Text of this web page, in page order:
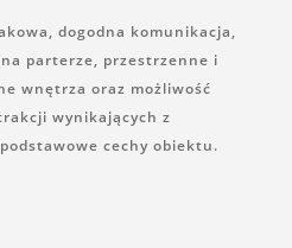
dogodna komunikacja,
parterze, przestrzenne i
wnętrza oraz możliwość
wynikających z
cechy obiektu.